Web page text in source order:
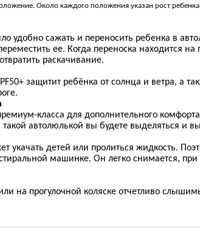
Около каждого положения указан рост
удобно сажать и переносить ребенка в
ее. Когда переноска находится на
раскачивание.
защитит ребёнка от солнца и ветра, а
класса для дополнительного
автолюлькой вы будете выделяться и
укачать детей или пролиться жидкость.
машинке. Он легко снимается,
на прогулочной коляске отчетливо